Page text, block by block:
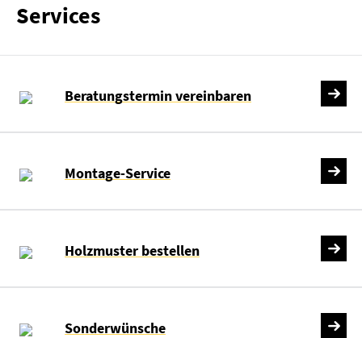
Services
Beratungstermin vereinbaren
Montage-Service
Holzmuster bestellen
Sonderwünsche